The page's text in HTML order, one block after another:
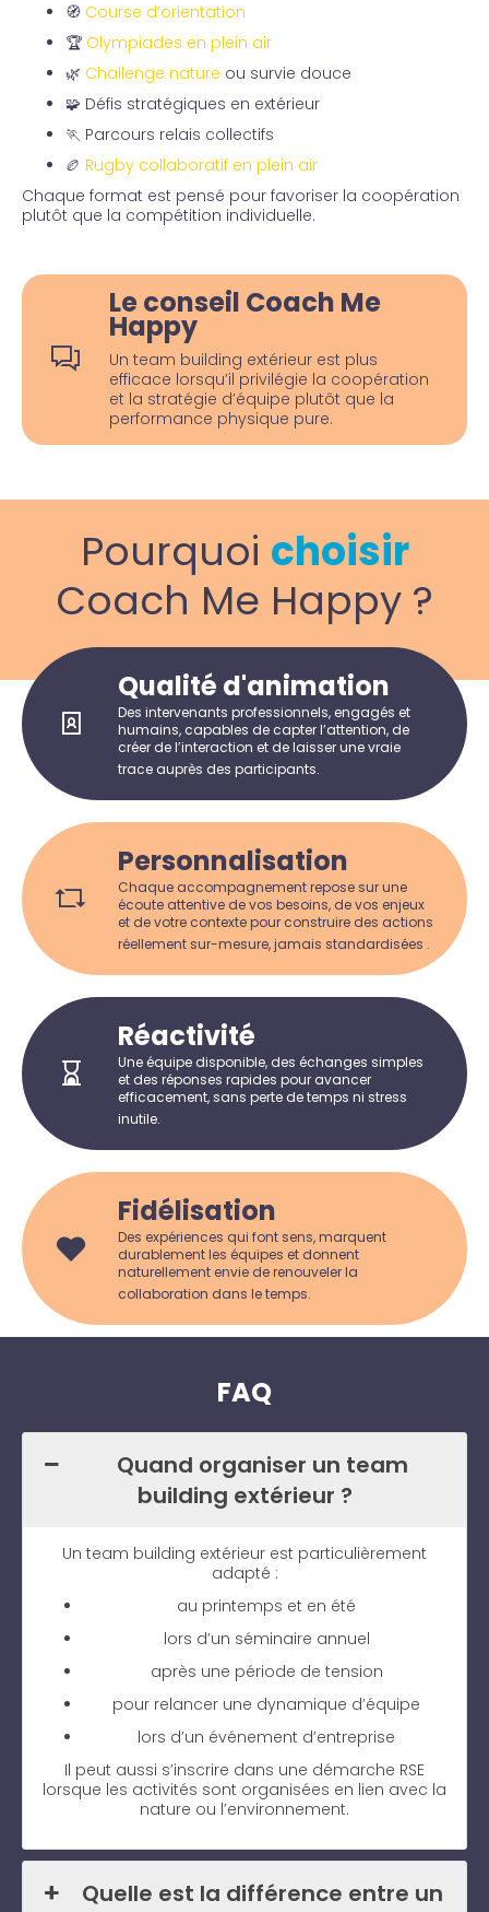
🧭 Course d’orientation
🏆 Olympiades en plein air
🌿 Challenge nature ou survie douce
🧩 Défis stratégiques en extérieur
🏃 Parcours relais collectifs
🏉 Rugby collaboratif en plein air
Chaque format est pensé pour favoriser la coopération
plutôt que la compétition individuelle.
Le conseil Coach Me
Happy
Un team building extérieur est plus
efficace lorsqu’il privilégie la coopération
et la stratégie d’équipe plutôt que la
performance physique pure.
Pourquoi choisir
Coach Me Happy ?
Qualité d'animation
Des intervenants professionnels, engagés et
humains, capables de capter l’attention, de
créer de l’interaction et de laisser une vraie
trace auprès des participants.
Personnalisation
Chaque accompagnement repose sur une
écoute attentive de vos besoins, de vos enjeux
et de votre contexte pour construire des actions
réellement sur-mesure, jamais standardisées .
Réactivité
Une équipe disponible, des échanges simples
et des réponses rapides pour avancer
efficacement, sans perte de temps ni stress
inutile.
Fidélisation
Des expériences qui font sens, marquent
durablement les équipes et donnent
naturellement envie de renouveler la
collaboration dans le temps.
FAQ
Quand organiser un team
building extérieur ?
Un team building extérieur est particulièrement
adapté :
au printemps et en été
lors d’un séminaire annuel
après une période de tension
pour relancer une dynamique d’équipe
lors d’un événement d’entreprise
Il peut aussi s’inscrire dans une démarche RSE
lorsque les activités sont organisées en lien avec la
nature ou l’environnement.
Quelle est la différence entre un